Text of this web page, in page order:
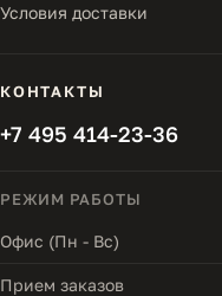
Условия доставки
КОНТАКТЫ
+7 495 414-23-36
РЕЖИМ РАБОТЫ
Офис (Пн - Вс)
Прием заказов